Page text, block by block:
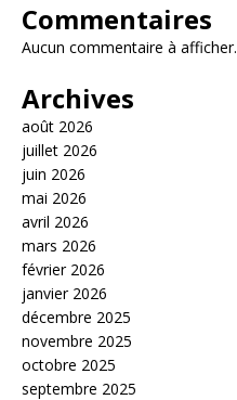
Commentaires
Aucun commentaire à afficher.
Archives
août 2026
juillet 2026
juin 2026
mai 2026
avril 2026
mars 2026
février 2026
janvier 2026
décembre 2025
novembre 2025
octobre 2025
septembre 2025